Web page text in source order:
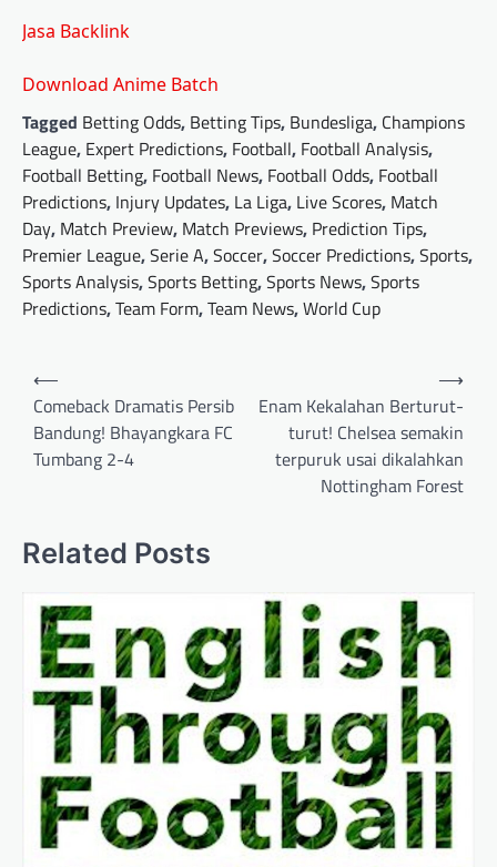
Jasa Backlink
Download Anime Batch
Tagged Betting Odds, Betting Tips, Bundesliga, Champions
League, Expert Predictions, Football, Football Analysis,
Football Betting, Football News, Football Odds, Football
Predictions, Injury Updates, La Liga, Live Scores, Match
Day, Match Preview, Match Previews, Prediction Tips,
Premier League,Serie A,Soccer,Soccer Predictions,Sports,
Sports Analysis,Sports Betting,Sports News,Sports
Predictions,Team Form,Team News,World Cup
Post
navigation
⟵
Comeback Dramatis Persib
Bandung! Bhayangkara FC
Tumbang 2-4
Enam Kekalahan Berturut-
turut! Chelsea semakin
terpuruk usai dikalahkan
Nottingham Forest
⟶
Related Posts